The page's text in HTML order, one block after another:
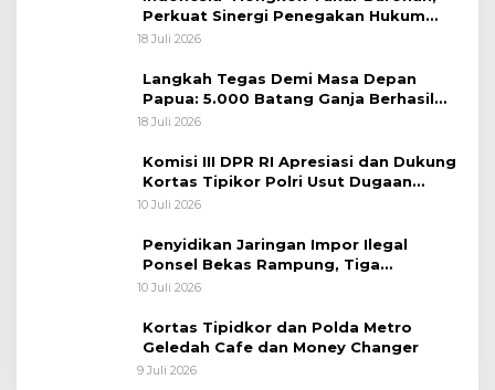
Perkuat Sinergi Penegakan Hukum
Lintas Negara
18 Juli 2026
Langkah Tegas Demi Masa Depan
Papua: 5.000 Batang Ganja Berhasil
Diungkap Koops TNI Habema
18 Juli 2026
Komisi III DPR RI Apresiasi dan Dukung
Kortas Tipikor Polri Usut Dugaan
Korupsi Batu Bara
10 Juli 2026
Penyidikan Jaringan Impor Ilegal
Ponsel Bekas Rampung, Tiga
Tersangka Sudah P-21 dan Satu Buron
10 Juli 2026
Kortas Tipidkor dan Polda Metro
Geledah Cafe dan Money Changer
9 Juli 2026